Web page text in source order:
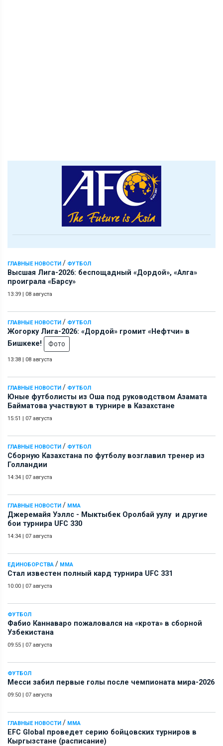
ГЛАВНЫЕ НОВОСТИ / ФУТБОЛ
Высшая Лига-2026: беспощадный «Дордой», «Алга»
проиграла «Барсу»
13:39 | 08 августа
ГЛАВНЫЕ НОВОСТИ / ФУТБОЛ
Жогорку Лига-2026: «Дордой» громит «Нефтчи» в
Бишкеке!
Фото
13:38 | 08 августа
ГЛАВНЫЕ НОВОСТИ / ФУТБОЛ
Юные футболисты из Оша под руководством Азамата
Байматова участвуют в турнире в Казахстане
15:51 | 07 августа
ГЛАВНЫЕ НОВОСТИ / ФУТБОЛ
Сборную Казахстана по футболу возглавил тренер из
Голландии
14:34 | 07 августа
ГЛАВНЫЕ НОВОСТИ / ММА
Джеремайя Уэллс - Мыктыбек Оролбай уулу и другие
бои турнира UFC 330
14:34 | 07 августа
ЕДИНОБОРСТВА / ММА
Стал известен полный кард турнира UFC 331
10:00 | 07 августа
ФУТБОЛ
Фабио Каннаваро пожаловался на «крота» в сборной
Узбекистана
09:55 | 07 августа
ФУТБОЛ
Месси забил первые голы после чемпионата мира-2026
09:50 | 07 августа
ГЛАВНЫЕ НОВОСТИ / ММА
EFC Global проведет серию бойцовских турниров в
Кыргызстане (расписание)